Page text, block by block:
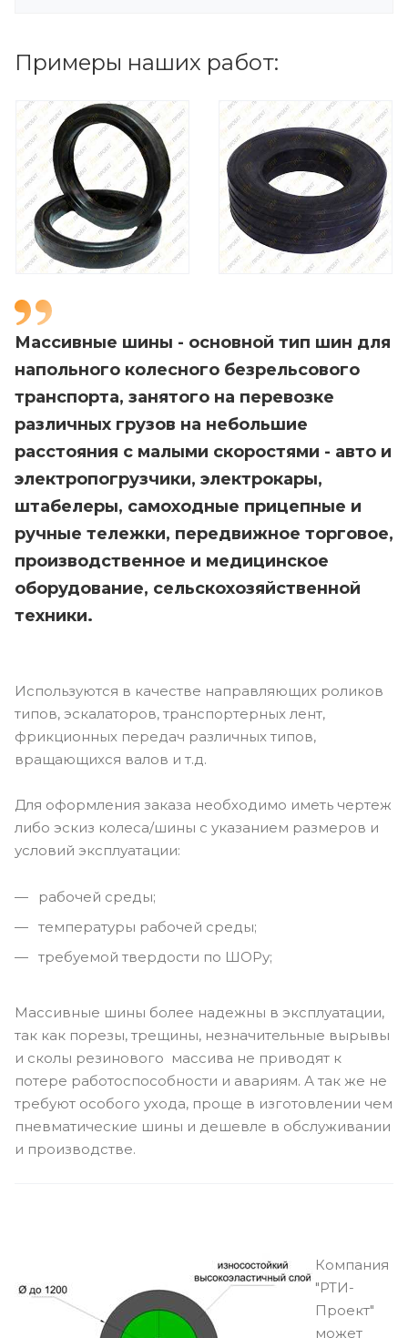
Примеры наших работ:
Массивные шины - основной тип шин для
напольного колесного безрельсового
транспорта, занятого на перевозке
различных грузов на небольшие
расстояния с малыми скоростями - авто и
электропогрузчики, электрокары,
штабелеры, самоходные прицепные и
ручные тележки, передвижное торговое,
производственное и медицинское
оборудование, сельскохозяйственной
техники.
Используются в качестве направляющих роликов
типов, эскалаторов, транспортерных лент,
фрикционных передач различных типов,
вращающихся валов и т.д.
Для оформления заказа необходимо иметь чертеж
либо эскиз колеса/шины с указанием размеров и
условий эксплуатации:
рабочей среды;
температуры рабочей среды;
требуемой твердости по ШОРу;
Массивные шины более надежны в эксплуатации,
так как порезы, трещины, незначительные вырывы
и сколы резинового массива не приводят к
потере работоспособности и авариям. А так же не
требуют особого ухода, проще в изготовлении чем
пневматические шины и дешевле в обслуживании
и производстве.
Компания
"РТИ-
Проект"
может